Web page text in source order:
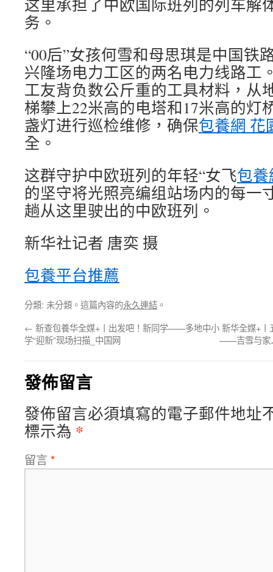
这里承担了中欧国际班列的列车解
务。
“00后”女孩何雪和母思琪是中国铁
兴隆场电力工区的两名电力线路工
工友背负数公斤重的工具材料，从
梯攀上22米高的电塔和17米高的灯
盏灯进行巡检维修，确保包養網 花
全。
这群守护中欧班列的年轻“女飞包
的坚守将光照亮编组站场内的每一
趟从这里驶出的中欧班列。
新华社记者 唐奕 摄
包養平台推薦
分類: 未分類。這篇內容的永久連結 。
← 新查包養华全媒+丨出发吧！新同学——多地中小
学“迎新”现场扫描_中国网
新华全媒+丨
——吉雪与家
發佈留言
發佈留言必須填寫的電子郵件地址
標示為 *
留言 *